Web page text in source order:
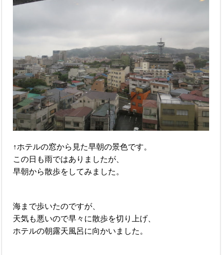
↑ホテルの窓から見た早朝の景色です。
この日も雨ではありましたが、
早朝から散歩をしてみました。
海まで歩いたのですが、
天気も悪いので早々に散歩を切り上げ、
ホテルの朝露天風呂に向かいました。